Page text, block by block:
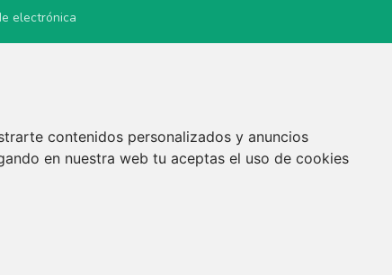
contenidos personalizados y anuncios
en nuestra web tu aceptas el uso de cookies
electrónica